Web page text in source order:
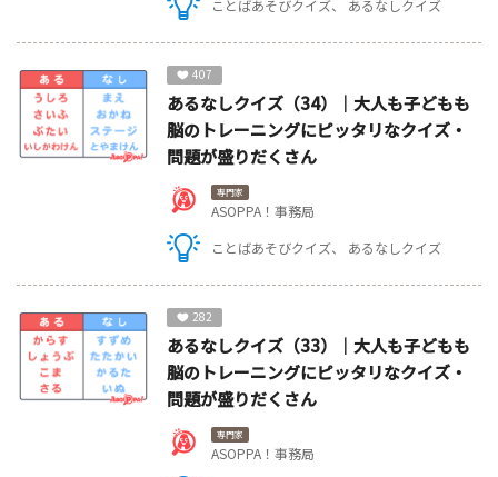
ことばあそびクイズ
あるなしクイズ
407
あるなしクイズ（34）｜大人も子どもも
脳のトレーニングにピッタリなクイズ・
問題が盛りだくさん
専門家
ASOPPA！事務局
ことばあそびクイズ
あるなしクイズ
282
あるなしクイズ（33）｜大人も子どもも
脳のトレーニングにピッタリなクイズ・
問題が盛りだくさん
専門家
ASOPPA！事務局